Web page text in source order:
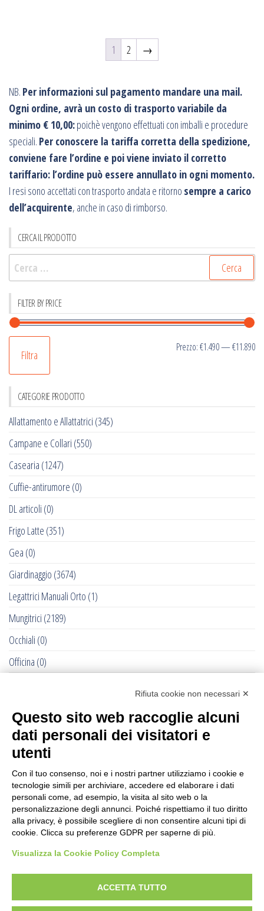
1 2 →
NB. Per informazioni sul pagamento mandare una mail.
Ogni ordine, avrà un costo di trasporto variabile da
minimo € 10,00:poichè vengono effettuati con imballi e procedure
speciali. Per conoscere la tariffa corretta della spedizione,
conviene fare l’ordine e poi viene inviato il corretto
tariffario: l’ordine può essere annullato in ogni momento.
I resi sono accettati con trasporto andata e ritorno sempre a carico
dell’acquirente, anche in caso di rimborso.
CERCA IL PRODOTTO
Ricerca
per:
FILTER BY PRICE
Filtra
Prezzo:€1.490—€11.890
CATEGORIE PRODOTTO
Allattamento e Allattatrici (345)
Campane e Collari (550)
Casearia (1247)
Cuffie-antirumore (0)
DL articoli (0)
Frigo Latte (351)
Gea (0)
Giardinaggio (3674)
Legattrici Manuali Orto (1)
Mungitrici (2189)
Occhiali (0)
Officina (0)
Recinti Elettrici e Elettrificatori(877)
Ricambi Allattatrici Forster
Selleria Cavallo(1193)
Senza categoria(232)
Stalle: Accessori e Montaggio(177)
Street Food(67)
Tosatrici(711)
trattorino eurosystems(0)
Rifiuta cookie non necessari ✕
Questo sito web raccoglie alcuni
dati personali dei visitatori e
utenti
Con il tuo consenso, noi e i nostri partner utilizziamo i cookie e
tecnologie simili per archiviare, accedere ed elaborare i dati
personali come, ad esempio, la visita al sito web o la
personalizzazione degli annunci. Poiché rispettiamo il tuo diritto
alla privacy, è possibile scegliere di non consentire alcuni tipi di
cookie. Clicca su preferenze GDPR per saperne di più.
Visualizza la Cookie Policy Completa
ACCETTA TUTTO